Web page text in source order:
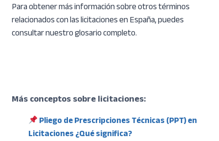
Para obtener más información sobre otros términos
relacionados con las licitaciones en España, puedes
consultar nuestro glosario completo.
Más conceptos sobre licitaciones:
Pliego de Prescripciones Técnicas (PPT) en
Licitaciones ¿Qué significa?